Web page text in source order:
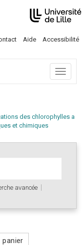
Aide Accessibilité
Menu
des chlorophylles a
et chimiques
avancée
panier